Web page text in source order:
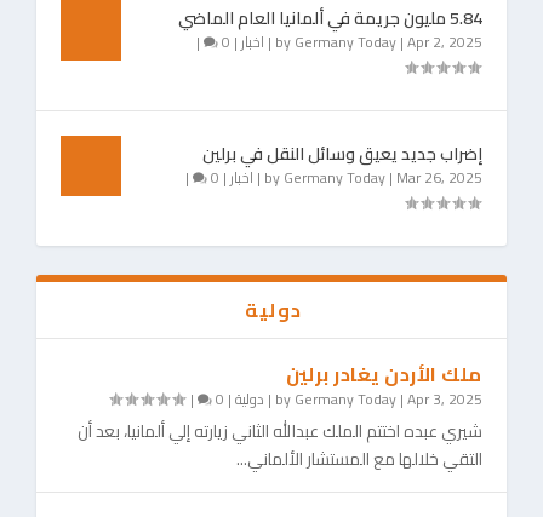
5.84 مليون جريمة في ألمانيا العام الماضي
byGermany Today|Apr 2, 2025
| اخبار|
0
|
إضراب جديد يعيق وسائل النقل في برلين
byGermany Today| Mar 26, 2025
| اخبار|
0
|
دولية
ملك الأردن يغادر برلين
byGermany Today|Apr 3, 2025
| دولية|
0
|
شيري عبده اختتم الملك عبدالله الثاني زيارته إلي ألمانيا، بعد أن
التقي خلالها مع المستشار الألماني...